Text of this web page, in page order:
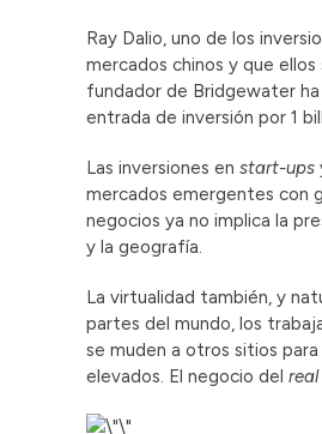
Ray Dalio, uno de los
mercados chinos y que
fundador de Bridgewater
entrada de inversión por 1
Las inversiones en start-ups
mercados emergentes con
negocios ya no implica la
y la geografía.
La virtualidad también, y
partes del mundo, los
se muden a otros sitios
elevados. El negocio del